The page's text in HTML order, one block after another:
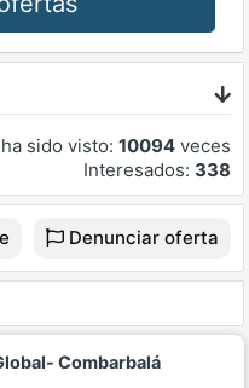
sido visto: 10094 veces
Interesados: 338
Denunciar oferta
Combarbalá